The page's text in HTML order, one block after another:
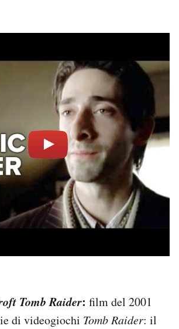
Tomb Raider: film del 2001
di videogiochi Tomb Raider: il